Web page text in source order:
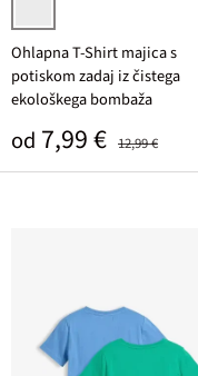
nočno modra potiskana
Ohlapna T-Shirt majica s
potiskom zadaj iz čistega
ekološkega bombaža
Prodajna cena
od 7,99 € 12,99 €